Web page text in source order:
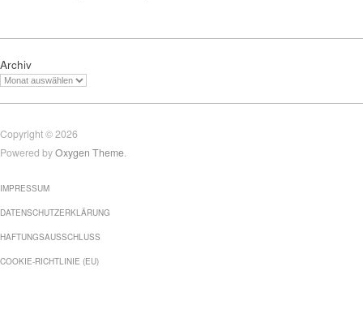
Archiv
Copyright © 2026
Powered byOxygen Theme.
IMPRESSUM
DATENSCHUTZERKLÄRUNG
HAFTUNGSAUSSCHLUSS
COOKIE-RICHTLINIE (EU)